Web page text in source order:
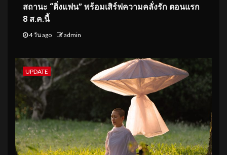
สถานะ “ติ่งแฟน” พร้อมเสิร์ฟความคลั่งรัก ตอนแรก
8 ส.ค.นี้
4 วัน ago admin
UPDATE